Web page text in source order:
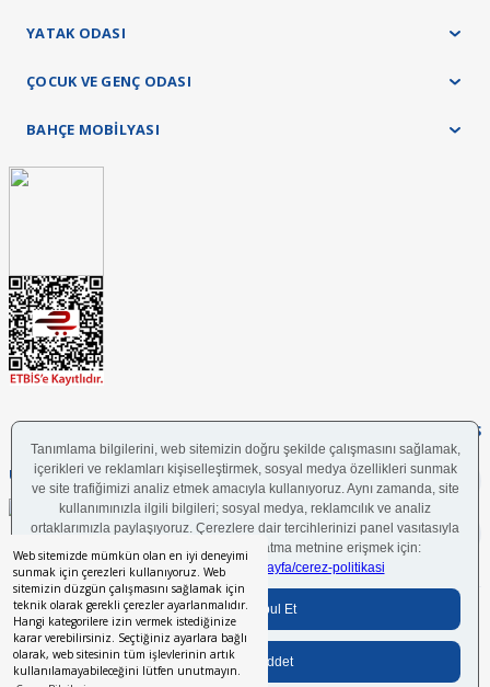
Web sitemizde mümkün olan en iyi deneyimi
sunmak için çerezleri kullanıyoruz. Web
sitemizin düzgün çalışmasını sağlamak için
teknik olarak gerekli çerezler ayarlanmalıdır.
Hangi kategorilere izin vermek istediğinize
karar verebilirsiniz. Seçtiğiniz ayarlara bağlı
olarak, web sitesinin tüm işlevlerinin artık
kullanılamayabileceğini lütfen unutmayın.
YATAK ODASI
ÇOCUK VE GENÇ ODASI
BAHÇE MOBİLYASI
UYGULAMAMIZI İNDİRİN
FOLLOW US
Bilgi Toplumu Hizmetleri BGYS Politikası Çerez Politikası